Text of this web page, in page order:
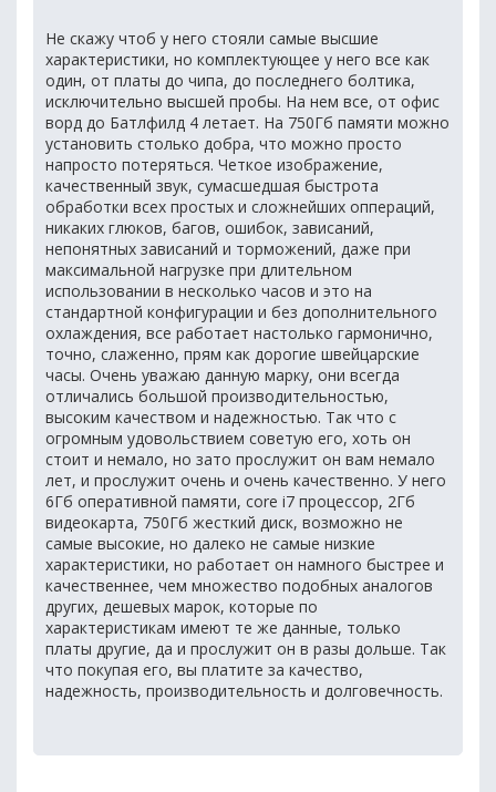
Не скажу чтоб у него стояли самые высшие
характеристики, но комплектующее у него все как
один, от платы до чипа, до последнего болтика,
исключительно высшей пробы. На нем все, от офис
ворд до Батлфилд 4 летает. На 750Гб памяти можно
установить столько добра, что можно просто
напросто потеряться. Четкое изображение,
качественный звук, сумасшедшая быстрота
обработки всех простых и сложнейших оппераций,
никаких глюков, багов, ошибок, зависаний,
непонятных зависаний и торможений, даже при
максимальной нагрузке при длительном
использовании в несколько часов и это на
стандартной конфигурации и без дополнительного
охлаждения, все работает настолько гармонично,
точно, слаженно, прям как дорогие швейцарские
часы. Очень уважаю данную марку, они всегда
отличались большой производительностью,
высоким качеством и надежностью. Так что с
огромным удовольствием советую его, хоть он
стоит и немало, но зато прослужит он вам немало
лет, и прослужит очень и очень качественно. У него
6Гб оперативной памяти, core i7 процессор, 2Гб
видеокарта, 750Гб жесткий диск, возможно не
самые высокие, но далеко не самые низкие
характеристики, но работает он намного быстрее и
качественнее, чем множество подобных аналогов
других, дешевых марок, которые по
характеристикам имеют те же данные, только
платы другие, да и прослужит он в разы дольше. Так
что покупая его, вы платите за качество,
надежность, производительность и долговечность.